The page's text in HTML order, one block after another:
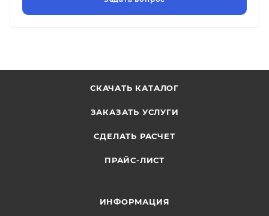
СКАЧАТЬ КАТАЛОГ
ЗАКАЗАТЬ УСЛУГИ
СДЕЛАТЬ РАСЧЕТ
ПРАЙС-ЛИСТ
ИНФОРМАЦИЯ